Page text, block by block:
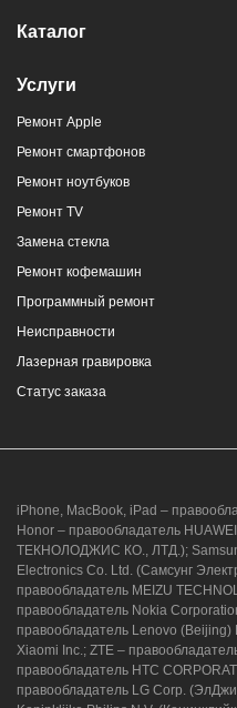
Каталог
Услуги
Ремонт Apple
Ремонт смартфонов
Ремонт ноутбуков
Ремонт TV
Замена стекла
Ремонт кофемашин
Программный ремонт
Неисправности
Лазерная гравировка
Статус заказа
iPhone, MacBook, iPad –
Honor – правообладатель
ТЕКНОЛОДЖИС КО., ЛТД.);
Electronics Co. Ltd. (Самсунг
правообладатель MEIZU
правообладатель Nokia
правообладатель Lenovo
Xiaomi Inc.; ZTE –
правообладатель HTC
правообладатель LG Corp.